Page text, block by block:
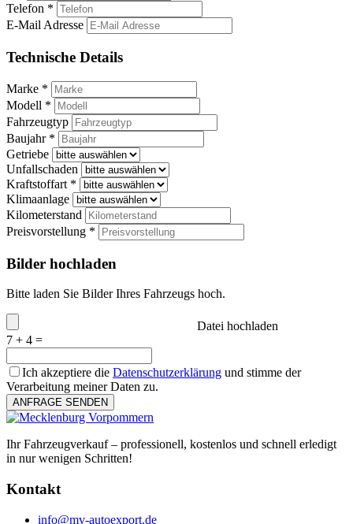
Telefon *
E-Mail Adresse
Technische Details
Marke *
Modell *
Fahrzeugtyp
Baujahr *
Getriebe
Unfallschaden
Kraftstoffart *
Klimaanlage
Kilometerstand
Preisvorstellung *
Bilder hochladen
Bitte laden Sie Bilder Ihres Fahrzeugs hoch.
Datei hochladen
7 + 4 =
Ich akzeptiere die Datenschutzerklärung und stimme der
Verarbeitung meiner Daten zu.
ANFRAGE SENDEN
Ihr Fahrzeugverkauf – professionell, kostenlos und schnell erledigt
in nur wenigen Schritten!
Kontakt
info@mv-autoexport.de